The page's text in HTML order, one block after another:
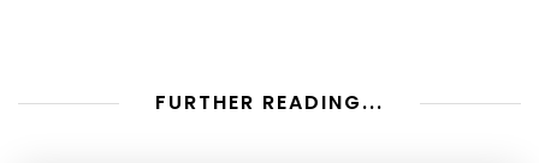
FURTHER READING...